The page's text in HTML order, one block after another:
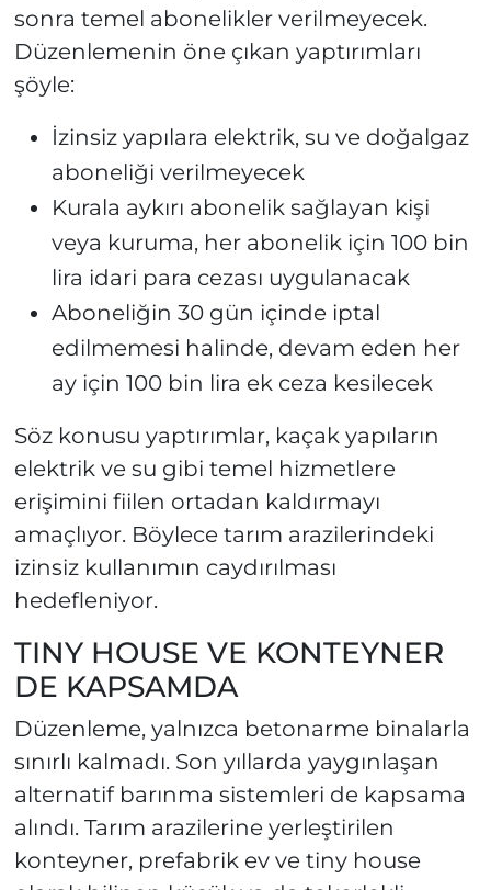
sonra temel abonelikler verilmeyecek.
Düzenlemenin öne çıkan yaptırımları
şöyle:
İzinsiz yapılara elektrik, su ve doğalgaz
aboneliği verilmeyecek
Kurala aykırı abonelik sağlayan kişi
veya kuruma, her abonelik için 100 bin
lira idari para cezası uygulanacak
Aboneliğin 30 gün içinde iptal
edilmemesi halinde, devam eden her
ay için 100 bin lira ek ceza kesilecek
Söz konusu yaptırımlar, kaçak yapıların
elektrik ve su gibi temel hizmetlere
erişimini fiilen ortadan kaldırmayı
amaçlıyor. Böylece tarım arazilerindeki
izinsiz kullanımın caydırılması
hedefleniyor.
TINY HOUSE VE KONTEYNER
DE KAPSAMDA
Düzenleme, yalnızca betonarme binalarla
sınırlı kalmadı. Son yıllarda yaygınlaşan
alternatif barınma sistemleri de kapsama
alındı. Tarım arazilerine yerleştirilen
konteyner, prefabrik ev ve tiny house